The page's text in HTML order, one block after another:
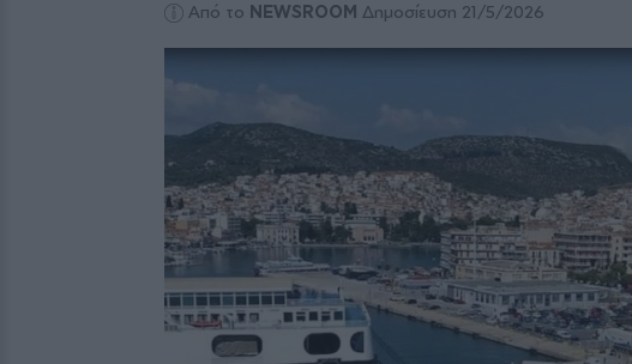
Από το NEWSROOM Δημοσίευση 21/5/2026